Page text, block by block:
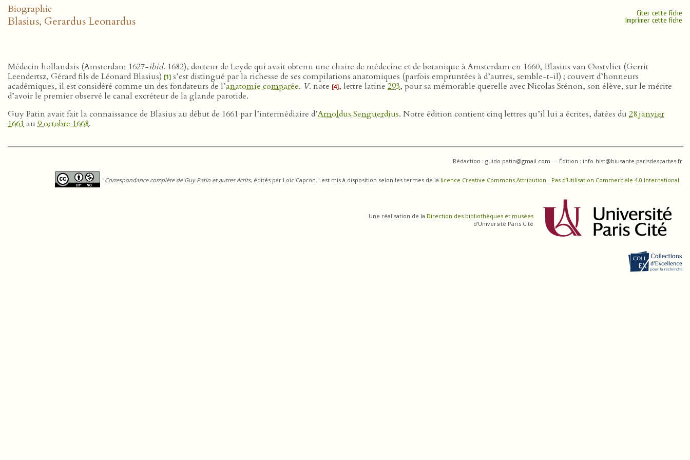
Biographie
Blasius, Gerardus Leonardus
Citer cette fiche
Imprimer cette fiche
Médecin hollandais (Amsterdam 1627-ibid. 1682), docteur de Leyde qui avait obtenu une chaire de médecine et de botanique à Amsterdam en 1660, Blasius van Oostvliet (Gerrit
Leendertsz, Gérard fils de Léonard Blasius) [1] s’est distingué par la richesse de ses compilations anatomiques (parfois empruntées à d’autres, semble-t-il) ; couvert d’honneurs
académiques, il est considéré comme un des fondateurs de l’anatomie comparée. V. note [4], lettre latine 293, pour sa mémorable querelle avec Nicolas Sténon, son élève, sur le mérite
d’avoir le premier observé le canal excréteur de la glande parotide.
Guy Patin avait fait la connaissance de Blasius au début de 1661 par l’intermédiaire d’Arnoldus Senguerdius. Notre édition contient cinq lettres qu’il lui a écrites, datées du 28 janvier
1661au 9 octobre 1668.
Rédaction : guido.patin@gmail.com — Édition : info-hist@biusante.parisdescartes.fr
"Correspondance complète de Guy Patin et autres écrits, édités par Loïc Capron." est mis à disposition selon les termes de la licence Creative Commons Attribution - Pas d’Utilisation Commerciale 4.0 International.
Une réalisation de la Direction des bibliothèques et musées
d'Université Paris Cité